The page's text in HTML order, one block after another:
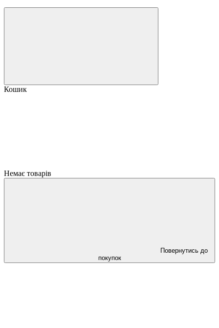
Кошик
Немає товарів
Повернутись до
покупок